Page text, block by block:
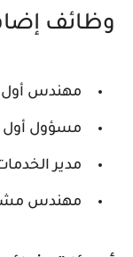
وظائف
مهندس أول
مسؤول أول
مدير
مهندس